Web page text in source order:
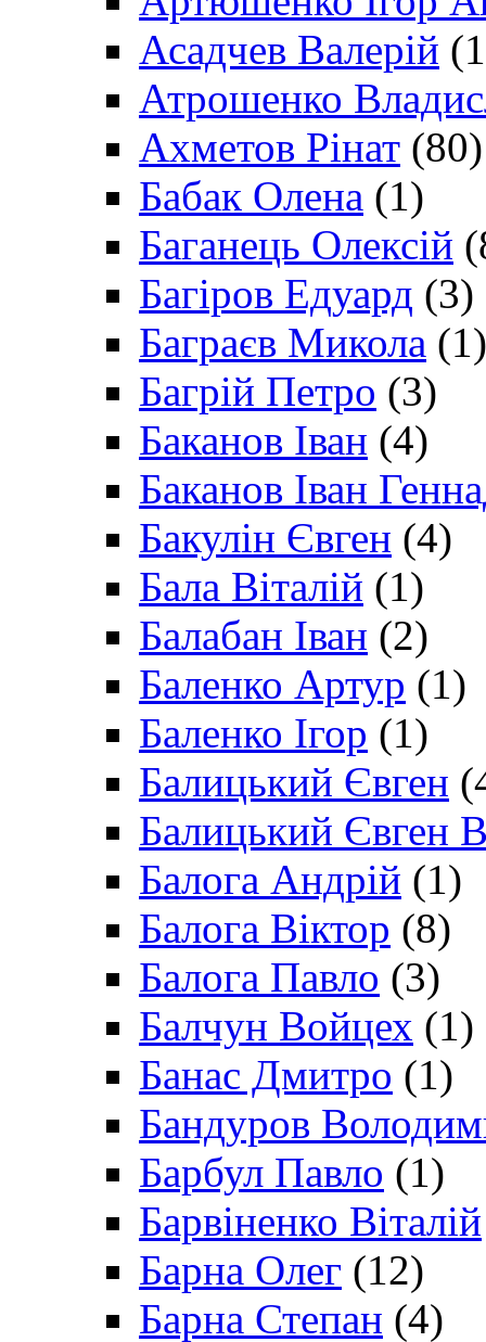
Асадчев Валерій
Атрошенко
Ахметов Рінат (80)
Бабак Олена (1)
Баганець Олексій
Багіров Едуард (3)
Баграєв Микола (1)
Багрій Петро (3)
Баканов Іван (4)
Баканов Іван
Бакулін Євген (4)
Бала Віталій (1)
Балабан Іван (2)
Баленко Артур (1)
Баленко Ігор (1)
Балицький Євген
Балицький Євген
Балога Андрій (1)
Балога Віктор (8)
Балога Павло (3)
Балчун Войцех (1)
Банас Дмитро (1)
Бандуров
Барбул Павло (1)
Барвіненко Віталій
Барна Олег (12)
Барна Степан (4)